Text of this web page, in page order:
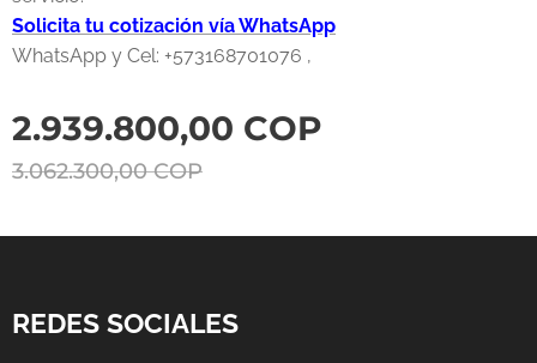
Solicita tu cotización vía WhatsApp
WhatsApp y Cel: +573168701076 ,
2.939.800,00 COP
3.062.300,00COP
REDES SOCIALES